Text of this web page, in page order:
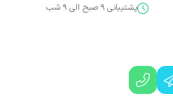
پشتیبانی 9 صبح الی 9 شب